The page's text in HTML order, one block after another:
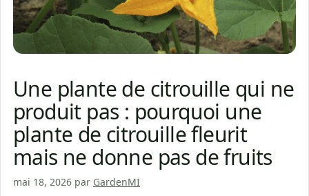
Une plante de citrouille qui ne
produit pas : pourquoi une
plante de citrouille fleurit
mais ne donne pas de fruits
mai 18, 2026 par GardenMI